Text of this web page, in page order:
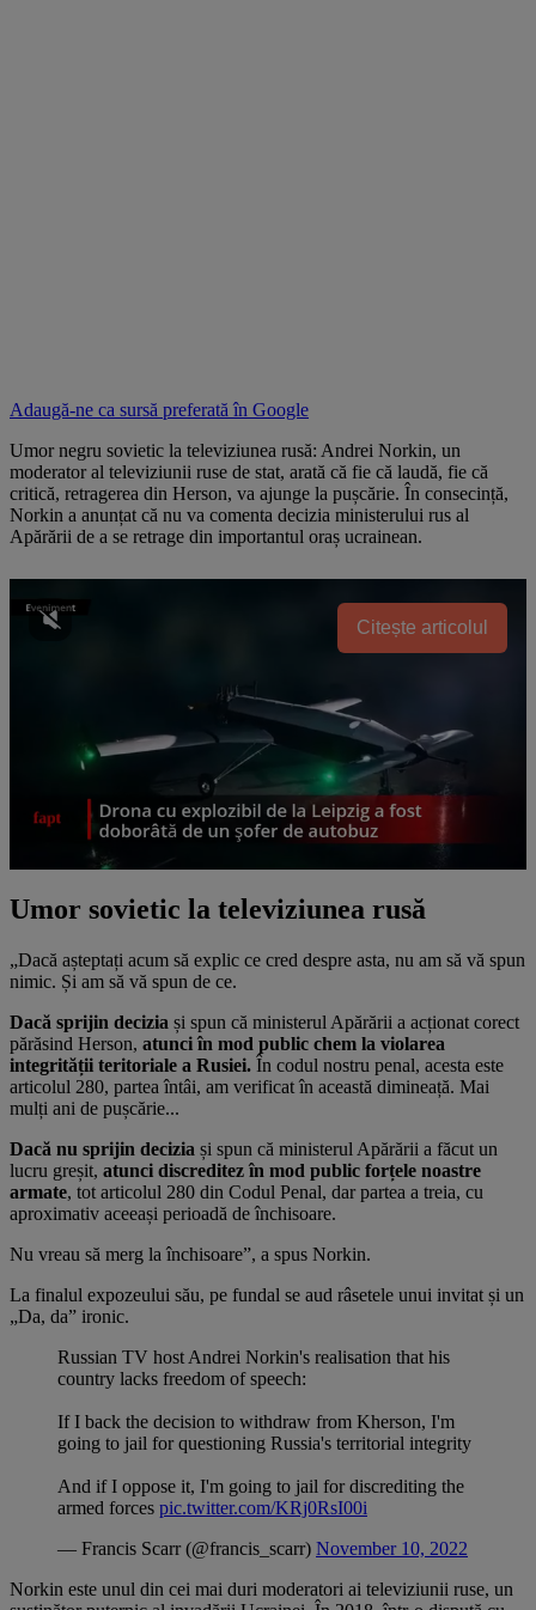
Adaugă-ne ca sursă preferată în Google
Umor negru sovietic la televiziunea rusă: Andrei Norkin, un
moderator al televiziunii ruse de stat, arată că fie că laudă, fie că
critică, retragerea din Herson, va ajunge la pușcărie. În consecință,
Norkin a anunțat că nu va comenta decizia ministerului rus al
Apărării de a se retrage din importantul oraș ucrainean.
Citește articolul
Umor sovietic la televiziunea rusă
„Dacă așteptați acum să explic ce cred despre asta, nu am să vă spun
nimic. Și am să vă spun de ce.
Dacă sprijin decizia și spun că ministerul Apărării a acționat corect
părăsind Herson, atunci în mod public chem la violarea
integrității teritoriale a Rusiei. În codul nostru penal, acesta este
articolul 280, partea întâi, am verificat în această dimineață. Mai
mulți ani de pușcărie...
Dacă nu sprijin decizia și spun că ministerul Apărării a făcut un
lucru greșit, atunci discreditez în mod public forțele noastre
armate, tot articolul 280 din Codul Penal, dar partea a treia, cu
aproximativ aceeași perioadă de închisoare.
Nu vreau să merg la închisoare”, a spus Norkin.
La finalul expozeului său, pe fundal se aud râsetele unui invitat și un
„Da, da” ironic.
Russian TV host Andrei Norkin's realisation that his
country lacks freedom of speech:
If I back the decision to withdraw from Kherson, I'm
going to jail for questioning Russia's territorial integrity
And if I oppose it, I'm going to jail for discrediting the
armed forces pic.twitter.com/KRj0RsI00i
— Francis Scarr (@francis_scarr) November 10, 2022
Norkin este unul din cei mai duri moderatori ai televiziunii ruse, un